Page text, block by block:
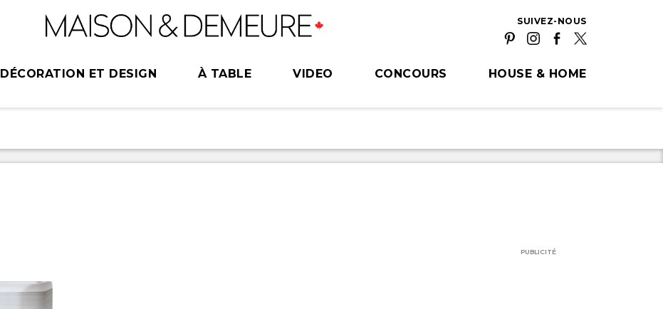
SUIVEZ-NOUS
DÉCORATION ET DESIGN À TABLE VIDEO CONCOURS HOUSE & HOME
PUBLICITÉ